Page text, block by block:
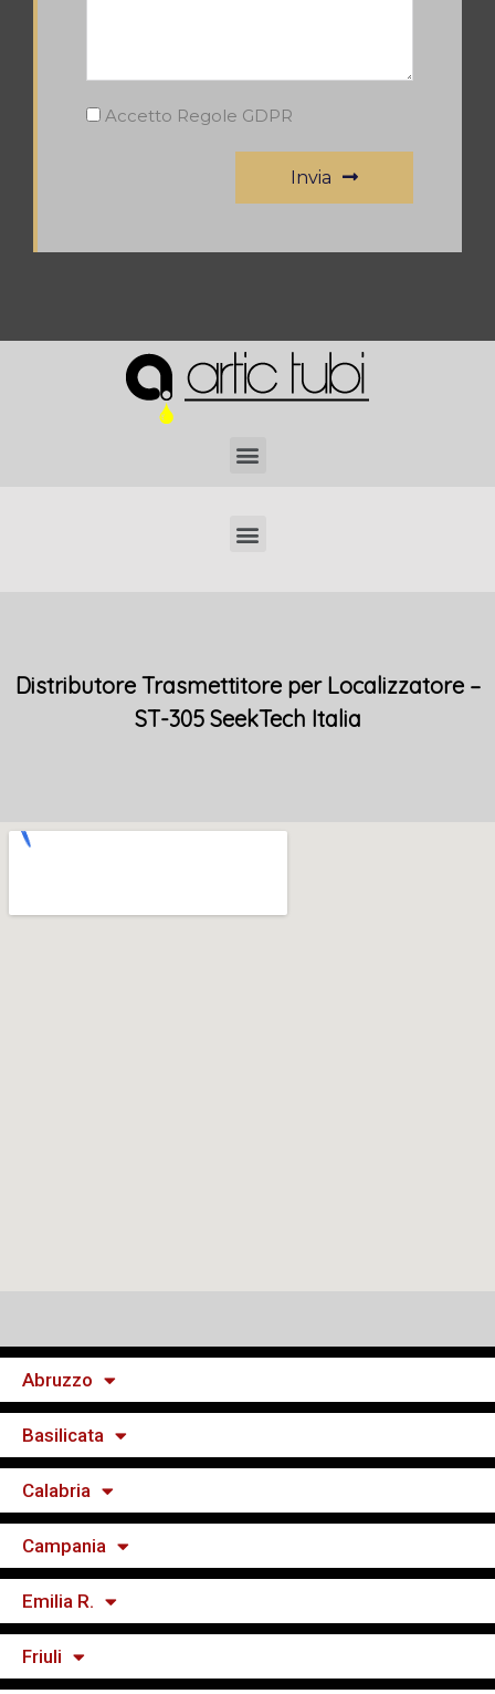
Accetto Regole GDPR
Invia
Distributore Trasmettitore per Localizzatore –
ST-305 SeekTech Italia
Abruzzo
Basilicata
Calabria
Campania
Emilia R.
Friuli